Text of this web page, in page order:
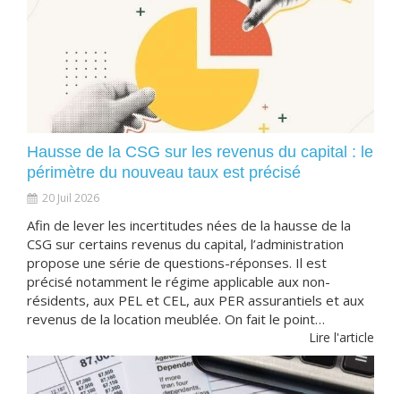
Hausse de la CSG sur les revenus du capital : le
périmètre du nouveau taux est précisé
20 Juil 2026
Afin de lever les incertitudes nées de la hausse de la
CSG sur certains revenus du capital, l’administration
propose une série de questions-réponses. Il est
précisé notamment le régime applicable aux non-
résidents, aux PEL et CEL, aux PER assurantiels et aux
revenus de la location meublée. On fait le point…
Lire l'article